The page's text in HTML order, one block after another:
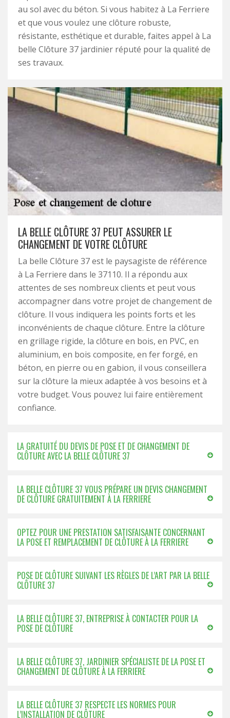
au sol avec du béton. Si vous habitez à La Ferriere
et que vous voulez une clôture robuste,
résistante, esthétique et durable, faites appel à La
belle Clôture 37 jardinier réputé pour la qualité de
ses travaux.
LA BELLE CLÔTURE 37 PEUT ASSURER LE
CHANGEMENT DE VOTRE CLÔTURE
La belle Clôture 37 est le paysagiste de référence
à La Ferriere dans le 37110. Il a répondu aux
attentes de ses nombreux clients et peut vous
accompagner dans votre projet de changement de
clôture. Il vous indiquera les points forts et les
inconvénients de chaque clôture. Entre la clôture
en grillage rigide, la clôture en bois, en PVC, en
aluminium, en bois composite, en fer forgé, en
béton, en pierre ou en gabion, il vous conseillera
sur la clôture la mieux adaptée à vos besoins et à
votre budget. Vous pouvez lui faire entièrement
confiance.
LA GRATUITÉ DU DEVIS DE POSE ET DE CHANGEMENT DE
CLÔTURE AVEC LA BELLE CLÔTURE 37
LA BELLE CLÔTURE 37 VOUS PRÉPARE UN DEVIS CHANGEMENT
DE CLÔTURE GRATUITEMENT À LA FERRIERE
OPTEZ POUR UNE PRESTATION SATISFAISANTE CONCERNANT
LA POSE ET REMPLACEMENT DE CLÔTURE À LA FERRIERE
POSE DE CLÔTURE SUIVANT LES RÈGLES DE L’ART PAR LA BELLE
CLÔTURE 37
LA BELLE CLÔTURE 37, ENTREPRISE À CONTACTER POUR LA
POSE DE CLÔTURE
LA BELLE CLÔTURE 37, JARDINIER SPÉCIALISTE DE LA POSE ET
CHANGEMENT DE CLÔTURE À LA FERRIERE
LA BELLE CLÔTURE 37 RESPECTE LES NORMES POUR
L’INSTALLATION DE CLÔTURE